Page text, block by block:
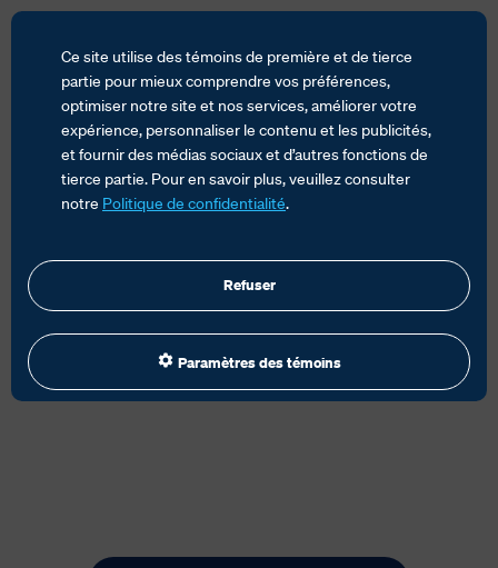
Ce site utilise des témoins de première et de tierce
partie pour mieux comprendre vos préférences,
optimiser notre site et nos services, améliorer votre
expérience, personnaliser le contenu et les publicités,
et fournir des médias sociaux et d’autres fonctions de
tierce partie. Pour en savoir plus, veuillez consulter
notre Politique de confidentialité.
Refuser
Paramètres des témoins
ACCUEIL
SERVICES
GESTION DU COMMERCE MONDIAL
CONSEILS SUR LES DROITS ET LES TAXES